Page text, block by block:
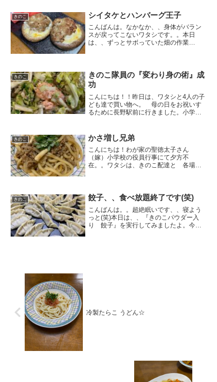
ます。昨晩、、普段 寝ている部屋が3
号、4号隊員に占拠されまして...
きのこ シイタケとハンバーグ王子
こんばんは。なかなか、、身体がバラン
スが戻ってこないワタシです。。本日
は、、ずっとサボっていた畑の作業
(笑)）長靴を履いて、、畑に...
きのこ
きのこ隊員の『変わり身の術』成
功
こんにちは！！昨日は、ワタシと4人の子
ども達で買い物へ。 母の日をお祝いす
るために長野駅前に行きました。小学生
に、、、『あっ、お財布忘れた・・・パ
パお願い。』って、おい！！2...
きのこ かさ増し兄弟
こんにちは！わが家の聖徳太子さん
（嫁）小学校の役員行事にて夕方不
在。。ワタシは、きのこ配達と 各場所
西友に寄り ９円のもやしをGET...
きのこ 餃子、、食べ放題終了です(笑)
こんばんは。。超絶眠いです、、寝よう
っと(笑)本日は、、『きのこパウダー入
り 餃子』を実行してみましたよ。今週
冷製たらこ うどん☆